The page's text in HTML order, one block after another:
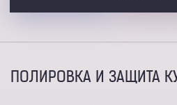
ПОЛИРОВКА И ЗАЩИТА